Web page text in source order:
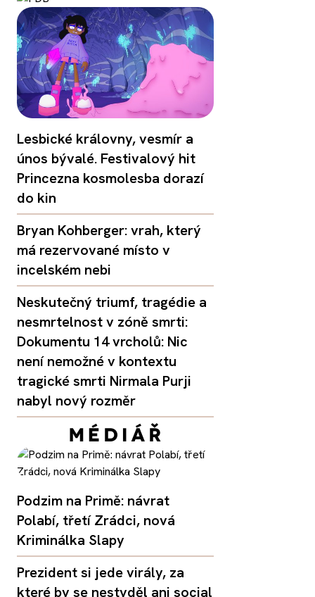
Lesbické královny, vesmír a
únos bývalé. Festivalový hit
Princezna kosmolesba dorazí
do kin
Bryan Kohberger: vrah, který
má rezervované místo v
incelském nebi
Neskutečný triumf, tragédie a
nesmrtelnost v zóně smrti:
Dokumentu 14 vrcholů: Nic
není nemožné v kontextu
tragické smrti Nirmala Purji
nabyl nový rozměr
Podzim na Primě: návrat
Polabí, třetí Zrádci, nová
Kriminálka Slapy
Prezident si jede virály, za
které by se nestyděl ani social